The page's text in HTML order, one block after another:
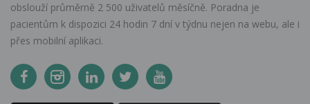
obslouží průměrně 2 500 uživatelů měsíčně. Poradna je
pacientům k dispozici 24 hodin 7 dní v týdnu nejen na webu, ale i
přes mobilní aplikaci.